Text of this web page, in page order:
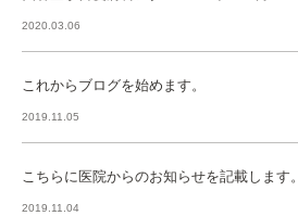
2020.03.06
これからブログを始めます。
2019.11.05
こちらに医院からのお知らせを記載します。
2019.11.04